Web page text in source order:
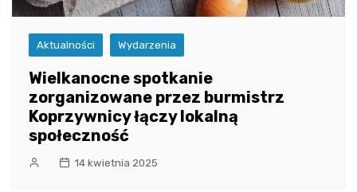
Aktualności Wydarzenia
Wielkanocne spotkanie
zorganizowane przez burmistrz
Koprzywnicy łączy lokalną
społeczność
14 kwietnia 2025